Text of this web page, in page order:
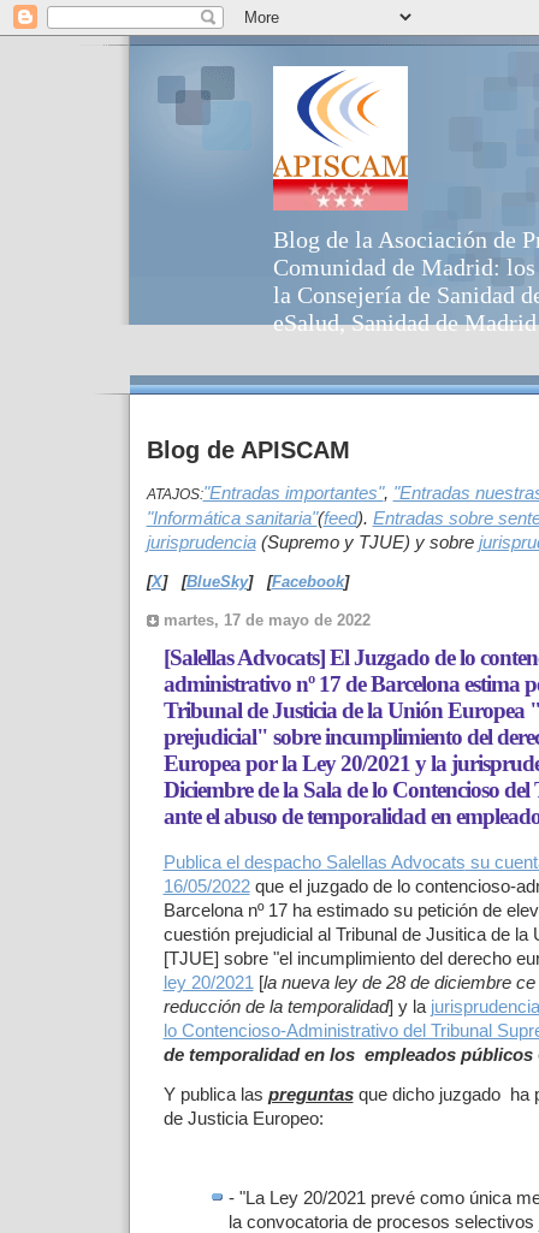
Blog de la Asociación de
Comunidad de Madrid:
la Consejería de Sanidad
eSalud, Sanidad de
Blog de APISCAM
ATAJOS:"Entradas importantes", "Entradas
"Informática sanitaria"(feed). Entradas sobre
jurisprudencia(Supremo y TJUE) y sobre
[X] [BlueSky] [Facebook]
martes, 17 de mayo de 2022
[Salellas Advocats] El Juzgado de lo
administrativo nº 17 de Barcelona estima
Tribunal de Justicia de la Unión Europea
prejudicial" sobre incumplimiento del
Europea por la Ley 20/2021 y la
Diciembre de la Sala de lo Contencioso
ante el abuso de temporalidad en
Publica el despacho Salellas Advocats su
16/05/2022que el juzgado de lo contencioso-
Barcelona nº 17 ha estimado su petición de
cuestión prejudicial al Tribunal de Jusitica de la
[TJUE] sobre "el incumplimiento del derecho
ley 20/2021
[la nueva ley de 28 de diciembre ce
reducción de la temporalidad] y la
lo Contencioso-Administrativo del Tribunal
de temporalidad en los empleados públicos
Y publica las preguntasque dicho juzgado ha
de Justicia Europeo:
- "La Ley 20/2021 prevé como única
la convocatoria de procesos selectivos